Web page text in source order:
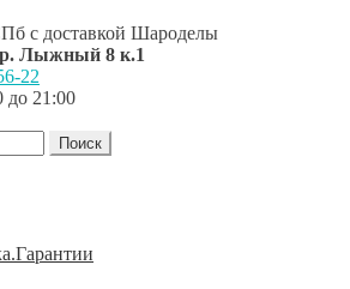
с доставкой Шароделы
Лыжный 8 к.1
22
до 21:00
Поиск